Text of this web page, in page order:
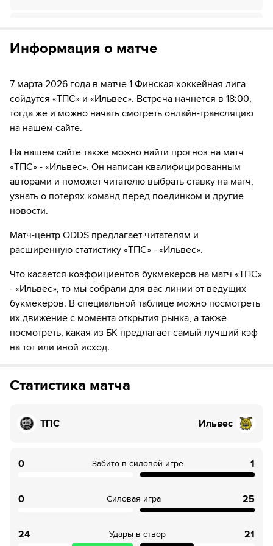
48:03 Временное удаление игрока "TПC" Mitja Jokinen
56:57 Игрок "Ильвес" Люк Хенман забивает шайбу!
Игрок "TПC" Eetu Paekkilae забивает шайбу!
59:52 Игрок "Ильвес" Карл Клинберг забивает шайбу!
Информация о матче
7 марта 2026 года в матче 1 Финская хоккейная лига
сойдутся «TПC» и «Ильвес». Встреча начнется в 18:00,
тогда же и можно начать смотреть онлайн-трансляцию
на нашем сайте.
На нашем сайте также можно найти прогноз на матч
«TПC» - «Ильвес». Он написан квалифицированным
авторами и поможет читателю выбрать ставку на матч,
узнать о потерях команд перед поединком и другие
новости.
Матч-центр ODDS предлагает читателям и
расширенную статистику «TПC» - «Ильвес».
Что касается коэффициентов букмекеров на матч «TПC»
- «Ильвес», то мы собрали для вас линии от ведущих
букмекеров. В специальной таблице можно посмотреть
их движение с момента открытия рынка, а также
посмотреть, какая из БК предлагает самый лучший кэф
на тот или иной исход.
Статистика матча
TПC Ильвес
0 Забито в силовой игре 1
0 Силовая игра 25
24 Удары в створ 21